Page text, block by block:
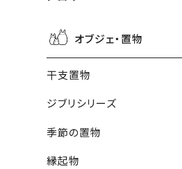
オブジェ・置物
干支置物
ジブリシリーズ
季節の置物
縁起物